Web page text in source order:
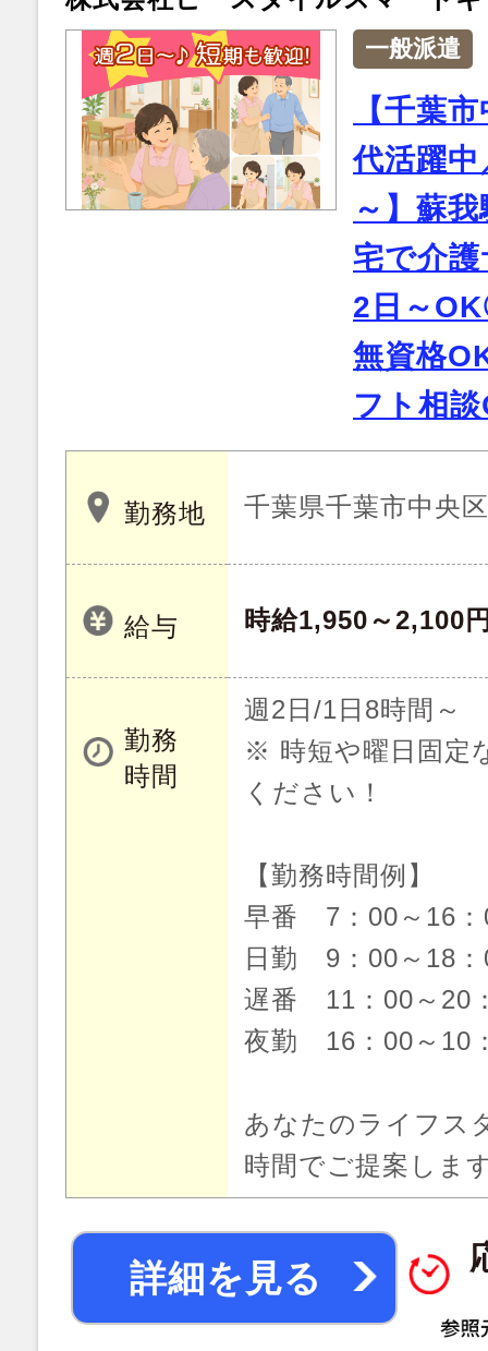
一般派遣
【千葉
代活躍
～】蘇
宅で介
2日～
無資格
フト相
勤務地 千葉県千葉市中央
給与 時給1,950～2,100
勤務
時間
週2日/1日8時間～
※ 時短や曜日固定
ください！
【勤務時間例】
早番 7：00～16：
日勤 9：00～18：
遅番 11：00～20
夜勤 16：00～10
あなたのライフス
時間でご提案しま
詳細を見る